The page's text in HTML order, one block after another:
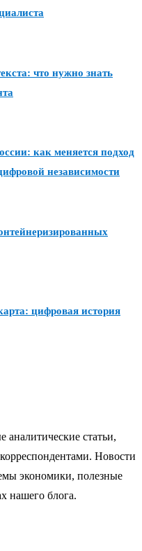
что нужно знать
как меняется подход
независимости
цифровая история
аналитические статьи,
Новости
экономики, полезные
нашего блога.